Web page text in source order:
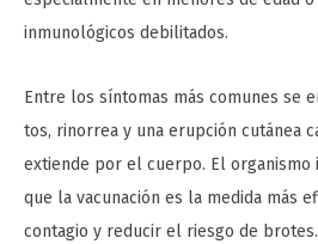
inmunológicos debilitados.
Entre los síntomas más comunes se
tos, rinorrea y una erupción cutánea
extiende por el cuerpo. El organismo
que la vacunación es la medida más
contagio y reducir el riesgo de brotes.